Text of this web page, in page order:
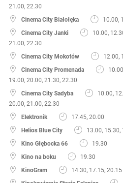
21.00, 22.30
Cinema City Białołęka
10.00,
Cinema City Janki
10.00,
21.00, 22.30
Cinema City Mokotów
12.00,
Cinema City Promenada
19.00, 20.00, 21.30, 22.30
Cinema City Sadyba
10.00,
20.00, 21.00, 22.30
Elektronik
17.45, 20.00
Helios Blue City
13.00, 15.30,
Kino Głębocka 66
19.30
Kino na boku
19.30
KinoGram
14.30, 17.15, 20.15